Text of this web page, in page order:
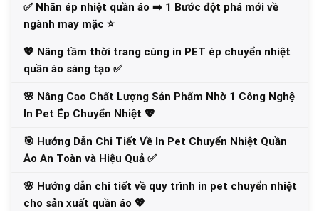
✅‪ Nhãn ép nhiệt quần áo ➡️ 1 Bước đột phá mới về
ngành may mặc ⭐️
💖 Nâng tầm thời trang cùng in PET ép chuyển nhiệt
quần áo sáng tạo ✅
🌸 Nâng Cao Chất Lượng Sản Phẩm Nhờ 1 Công Nghệ
In Pet Ép Chuyển Nhiệt 💖
🎯 Hướng Dẫn Chi Tiết Về In Pet Chuyển Nhiệt Quần
Áo An Toàn và Hiệu Quả ✅
🌸 Hướng dẫn chi tiết về quy trình in pet chuyển nhiệt
cho sản xuất quần áo 💖